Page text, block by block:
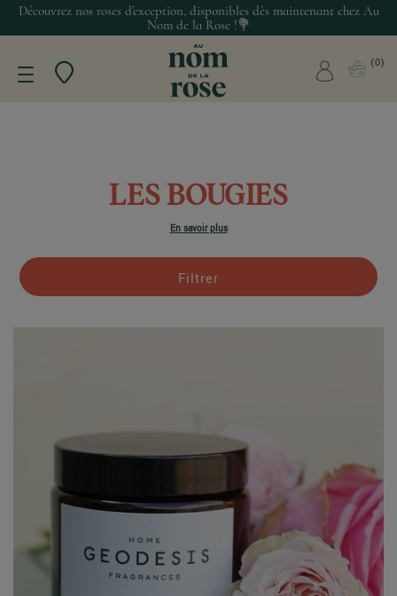
Découvrez nos roses d’exception, disponibles dès maintenant chez Au
Nom de la Rose !💐
0
LES BOUGIES
En savoir plus
Filtrer